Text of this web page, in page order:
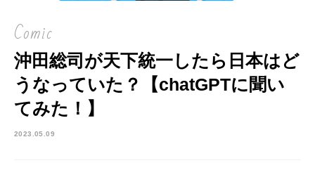
Comic
沖田総司が天下統一したら日本はど
うなっていた？【chatGPTに聞い
てみた！】
2023.05.09